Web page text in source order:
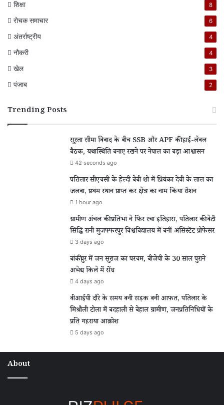
शिक्षा 8
रोचक समाचार 6
अंतर्राष्ट्रीय 4
नौकरी 4
खेल 3
पंजाब 2
Trending Posts
सुस्ता सीमा विवाद के बीच SSB और APF की हाई-लेवल
बैठक, यथास्थिति बनाए रखने पर नेपाल का बड़ा आश्वासन
42 seconds ago
पतिलार सीएचसी के हेल्दी बेबी शो में प्रियंका देवी के लाल का
जलवा, प्रथम स्थान प्राप्त कर क्षेत्र का नाम किया रोशन
1 hour ago
ग्रामीण अंचल की प्रतिभा ने फिर रचा इतिहास, पतिलार की बेटी
सिद्धि रानी मुजफ्फरपुर विश्वविद्यालय में बनीं असिस्टेंट प्रोफेसर
3 days ago
बांकीपुर में जन सुराज का परचम, बीजेपी के 30 साल पुराने
अभेद्य किले में सेंध
4 days ago
वीआईपी दौरे के समय बनी सड़क बनी आफत, पतिलार के
मिश्रौली टोला में बदहाली से बेहाल ग्रामीण, जनप्रतिनिधियों के
प्रति गहराया आक्रोश
5 days ago
About